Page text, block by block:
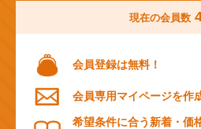
現在の会員数
会員登録は無料！
会員専用マイページを作
希望条件に合う新着・価